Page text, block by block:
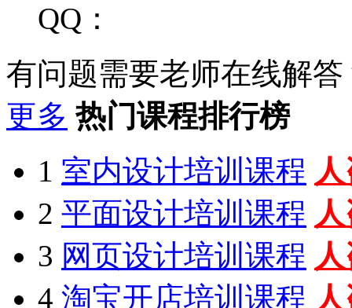
QQ：
有问题需要老师在线解答
更多 热门课程排行榜
1 室内设计培训课程
2 平面设计培训课程
3 网页设计培训课程
4 淘宝开店培训课程